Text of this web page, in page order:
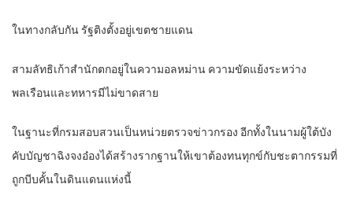
ในทางกลับกัน รัฐติงตั้งอยู่เขตชายแดน
สามลัทธิเก้าสำนักตกอยู่ในความอลหม่าน ความขัดแย้งระหว่าง
พลเรือนและทหารมีไม่ขาดสาย
ในฐานะที่กรมสอบสวนเป็นหน่วยตรวจข่าวกรอง อีกทั้งในนามผู้ใต้บัง
คับบัญชาฉิงจงอ๋องได้สร้างรากฐานให้เขาต้องทนทุกข์กับชะตากรรมที่
ถูกบีบคั้นในดินแดนแห่งนี้